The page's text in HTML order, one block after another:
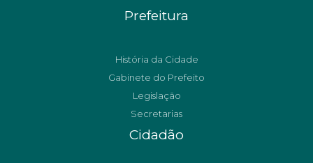
Prefeitura
História da Cidade
Gabinete do Prefeito
Legislação
Secretarias
Cidadão